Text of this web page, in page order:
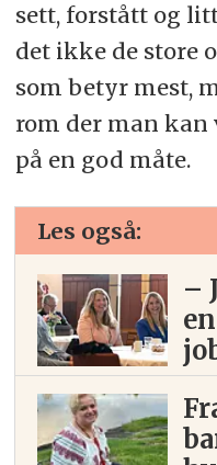
sett, forstått og
det ikke de store
som betyr mest,
rom der man
på en god måte.
Les også:
–